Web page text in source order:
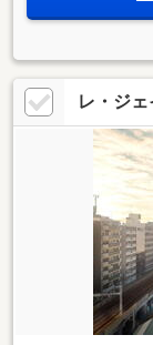
レ・ジ